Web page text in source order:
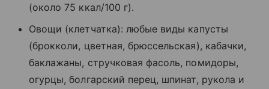
(около 75 ккал/100 г).
Овощи (клетчатка): любые виды капусты
(брокколи, цветная, брюссельская), кабачки,
баклажаны, стручковая фасоль, помидоры,
огурцы, болгарский перец, шпинат, рукола и